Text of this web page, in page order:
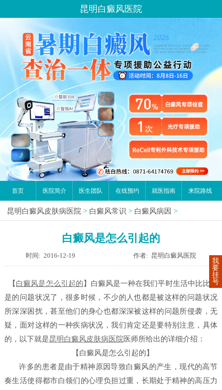
昆明白癜风医院
首页 医院简介 医生团队 在线预约 就医指南 来院路线
昆明白癜风皮肤病医院 > 白癜风常识 > 白癜风病因 >
白癜风是怎么引起的
时间: 2016-12-19 作者: 昆明白癜风医院
【 白癜风是怎么引起的 】 白癜风是一种在我们平时生活中比比皆
是的问题状况了，很多时候，不少的人也都是被这样的问题状况
所深深困扰，甚至他们的身心也都深深被这样的问题所侵袭，无
疑，面对这样的一种疾病状况，我们肯定还是要特别注意，具体
的，以下就是昆明白癜风皮肤病医院医师所给出的详细介绍：
【白癜风是怎么引起的】
许多的患者是由于精神原因导致白癜风的产生，现代的高节
奏生活使得都市白领们的心理负担过重，长期处于精神的高压力
我
要
挂
号